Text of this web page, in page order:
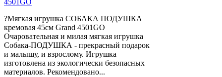
?Мягкая игрушка СОБАКА ПОДУШКА
кремовая 45см Grand 4501GO
Очаровательная и милая мягкая игрушка
Собака-ПОДУШКА - прекрасный подарок
и малышу, и взрослому. Игрушка
изготовлена из экологически безопасных
материалов. Рекомендовано...